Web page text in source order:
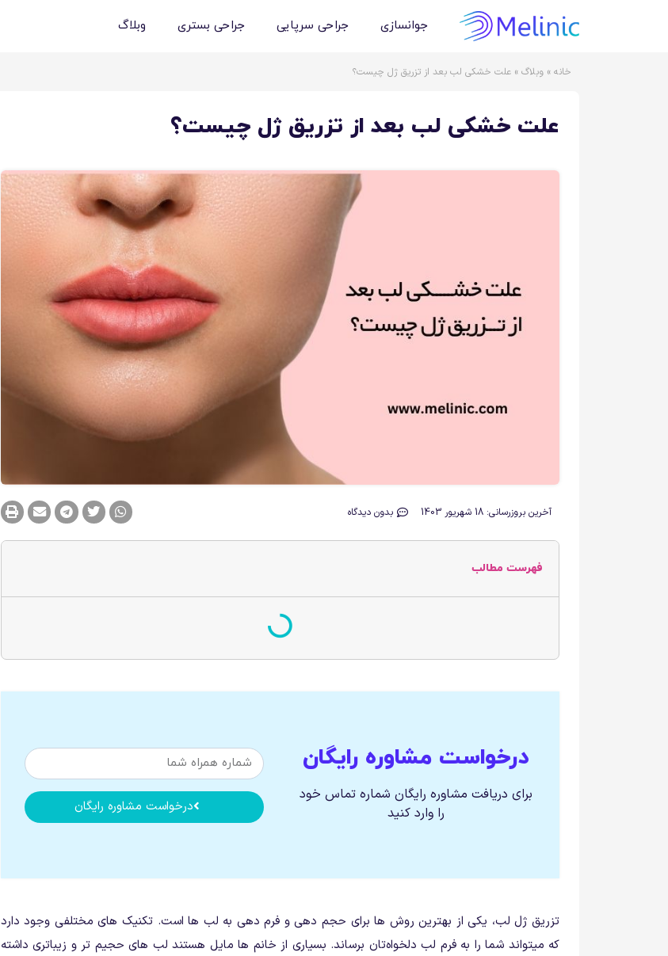
جوانسازی جراحی سرپایی جراحی بستری وبلاگ
خانه » وبلاگ » علت خشکی لب بعد از تزریق ژل چیست؟
علت خشکی لب بعد از تزریق ژل چیست؟
آخرین بروزرسانی: 18 شهریور 1403 بدون دیدگاه
فهرست مطالب
درخواست مشاوره رایگان
برای دریافت مشاوره رایگان شماره تماس خود
را وارد کنید
درخواست مشاوره رایگان
تزریق ژل لب، یکی از بهترین روش ها برای حجم دهی و فرم دهی به لب ها است. تکنیک های مختلفی وجود دارد
که میتواند شما را به فرم لب دلخواه‌تان برساند. بسیاری از خانم ها مایل هستند لب های حجیم تر و زیباتری داشته